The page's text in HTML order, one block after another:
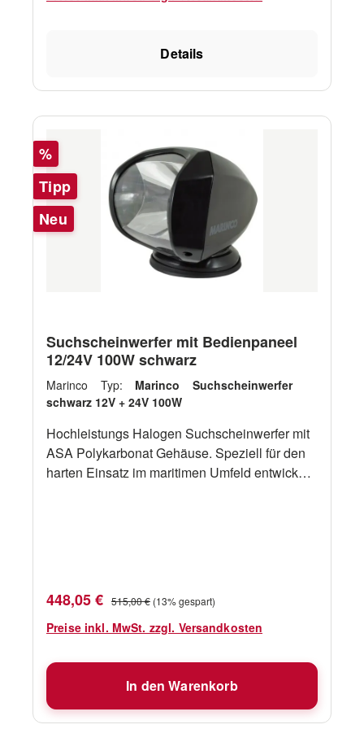
Details
Rabatt
%
Tipp
Neu
Suchscheinwerfer mit Bedienpaneel
12/24V 100W schwarz
Marinco Typ: Marinco Suchscheinwerfer
schwarz 12V + 24V 100W
Hochleistungs Halogen Suchscheinwerfer mit
ASA Polykarbonat Gehäuse. Speziell für den
harten Einsatz im maritimen Umfeld entwickelt
Produkteigenschaften 525 Lux auf 20 Meter
Montierbar über Kopf Suchmodus S.O.S.
für die Festmontage gedacht und wird über
Kabel mit Spannung versorgt. Optional ist eine
batteriebetriebene Funkfernbedienung für die
Verkaufspreis:
448,05 € Regulärer Preis:
515,00 € (13% gespart)
Preise inkl. MwSt. zzgl. Versandkosten
In den Warenkorb